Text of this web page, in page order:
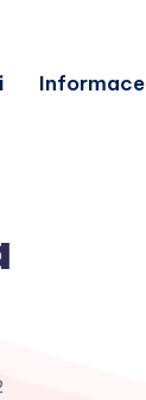
Informace